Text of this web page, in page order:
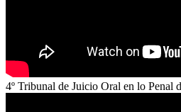
4º Tribunal de Juicio Oral en lo Penal